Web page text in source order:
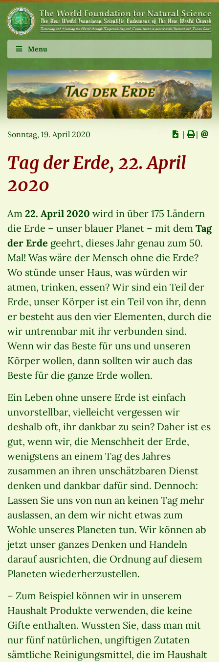
Menu
Sonntag, 19. April 2020 ∣ ∣
Tag der Erde, 22. April
2020
Am 22. April 2020 wird in über 175 Ländern
die Erde – unser blauer Planet – mit dem Tag
der Erde geehrt, dieses Jahr genau zum 50.
Mal! Was wäre der Mensch ohne die Erde?
Wo stünde unser Haus, was würden wir
atmen, trinken, essen? Wir sind ein Teil der
Erde, unser Körper ist ein Teil von ihr, denn
er besteht aus den vier Elementen, durch die
wir untrennbar mit ihr verbunden sind.
Wenn wir das Beste für uns und unseren
Körper wollen, dann sollten wir auch das
Beste für die ganze Erde wollen.
Ein Leben ohne unsere Erde ist einfach
unvorstellbar, vielleicht vergessen wir
deshalb oft, ihr dankbar zu sein? Daher ist es
gut, wenn wir, die Menschheit der Erde,
wenigstens an einem Tag des Jahres
zusammen an ihren unschätzbaren Dienst
denken und dankbar dafür sind. Dennoch:
Lassen Sie uns von nun an keinen Tag mehr
auslassen, an dem wir nicht etwas zum
Wohle unseres Planeten tun. Wir können ab
jetzt unser ganzes Denken und Handeln
darauf ausrichten, die Ordnung auf diesem
Planeten wiederherzustellen.
– Zum Beispiel können wir in unserem
Haushalt Produkte verwenden, die keine
Gifte enthalten. Wussten Sie, dass man mit
nur fünf natürlichen, ungiftigen Zutaten
sämtliche Reinigungsmittel, die im Haushalt